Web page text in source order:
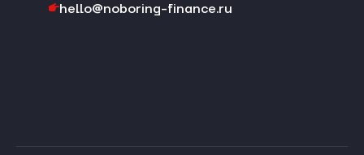
hello@noboring-finance.ru